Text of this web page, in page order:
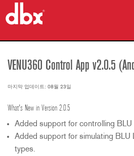
교육
지원
VENU360 Control App v2.0.5
마지막 업데이트: 08월 23일
What's New in Version 2.0.5
Added support for controlling BLU
Added support for simulating BLU
types.